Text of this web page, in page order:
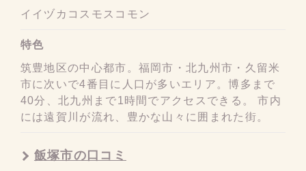
イイヅカコスモスコモン
特色
筑豊地区の中心都市。福岡市・北九州市・久留米
市に次いで4番目に人口が多いエリア。博多まで
40分、北九州まで1時間でアクセスできる。 市内
には遠賀川が流れ、豊かな山々に囲まれた街。
飯塚市の口コミ